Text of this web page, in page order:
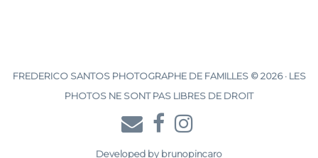
FREDERICO SANTOS PHOTOGRAPHE DE FAMILLES © 2026 · LES
PHOTOS NE SONT PAS LIBRES DE DROIT
Developed by brunopincaro